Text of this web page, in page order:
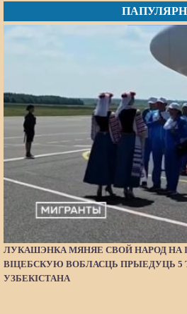
ЛУКАШЭНКА МЯНЯЕ СВОЙ НАРОД НА
ВІЦЕБСКУЮ ВОБЛАСЦЬ ПРЫЕДУЦЬ 5
УЗБЕКІСТАНА